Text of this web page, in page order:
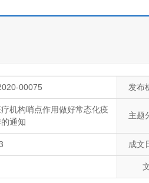
00075 发布
机构哨点作用做好常态化疫
通知
主题
成文